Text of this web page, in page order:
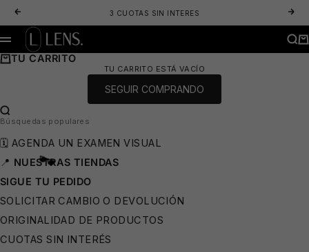
ANTERIOR
3 CUOTAS SIN INTERES
LENS. OPTICA ONLINE - LENTES DE SOL Y ANTEOJOS ÓPTICOS
MENÚ
TU CARRITO
TU CARRITO ESTÁ VACÍO
SEGUIR COMPRANDO
BUSCAR…
Búsquedas populares
🗓️ AGENDA UN EXAMEN VISUAL
📍 NUESTRAS TIENDAS
SIGUE TU PEDIDO
SOLICITAR CAMBIO O DEVOLUCIÓN
ORIGINALIDAD DE PRODUCTOS
CUOTAS SIN INTERÉS